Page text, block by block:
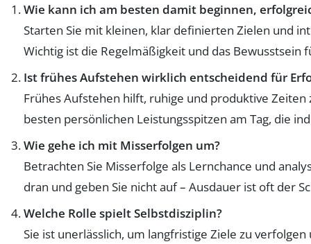
Wie kann ich am besten damit beginnen,
Starten Sie mit kleinen, klar definierten Zielen und
Wichtig ist die Regelmäßigkeit und das Bewusstsein
Ist frühes Aufstehen wirklich entscheidend für
Frühes Aufstehen hilft, ruhige und produktive
besten persönlichen Leistungsspitzen am Tag, die
Wie gehe ich mit Misserfolgen um?
Betrachten Sie Misserfolge als Lernchance und
dran und geben Sie nicht auf – Ausdauer ist oft der
Welche Rolle spielt Selbstdisziplin?
Sie ist unerlässlich, um langfristige Ziele zu